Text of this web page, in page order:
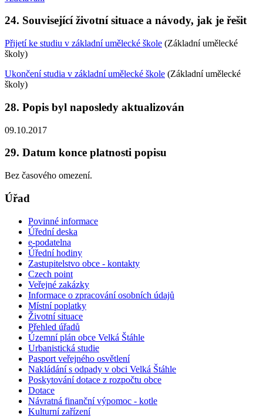
24. Související životní situace a návody, jak je řešit
Přijetí ke studiu v základní umělecké škole (Základní umělecké
školy)
Ukončení studia v základní umělecké škole (Základní umělecké
školy)
28. Popis byl naposledy aktualizován
09.10.2017
29. Datum konce platnosti popisu
Bez časového omezení.
Úřad
Povinné informace
Úřední deska
e-podatelna
Úřední hodiny
Zastupitelstvo obce - kontakty
Czech point
Veřejné zakázky
Informace o zpracování osobních údajů
Místní poplatky
Životní situace
Přehled úřadů
Územní plán obce Velká Štáhle
Urbanistická studie
Pasport veřejného osvětlení
Nakládání s odpady v obci Velká Štáhle
Poskytování dotace z rozpočtu obce
Dotace
Návratná finanční výpomoc - kotle
Kulturní zařízení